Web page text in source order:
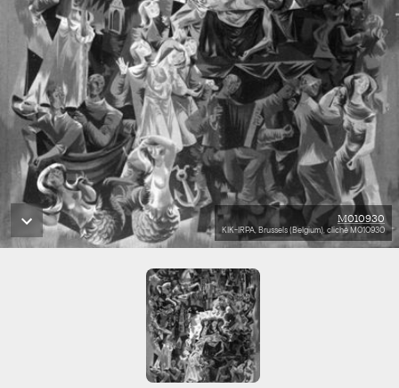
M010930
KIK-IRPA, Brussels (Belgium), cliché M010930